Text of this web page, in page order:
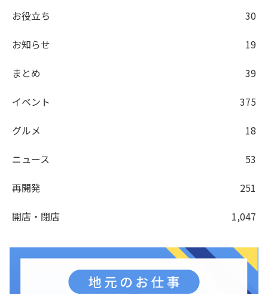
お役立ち
30
お知らせ
19
まとめ
39
イベント
375
グルメ
18
ニュース
53
再開発
251
開店・閉店
1,047